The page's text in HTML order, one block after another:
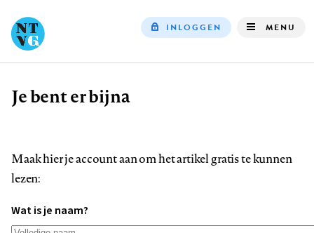
INLOGGEN MENU
Kruimelpad
Je bent er bijna
Maak hier je account aan om het artikel gratis te kunnen
lezen:
Wat is je naam?